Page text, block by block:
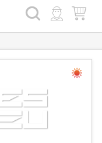
HLEDAT